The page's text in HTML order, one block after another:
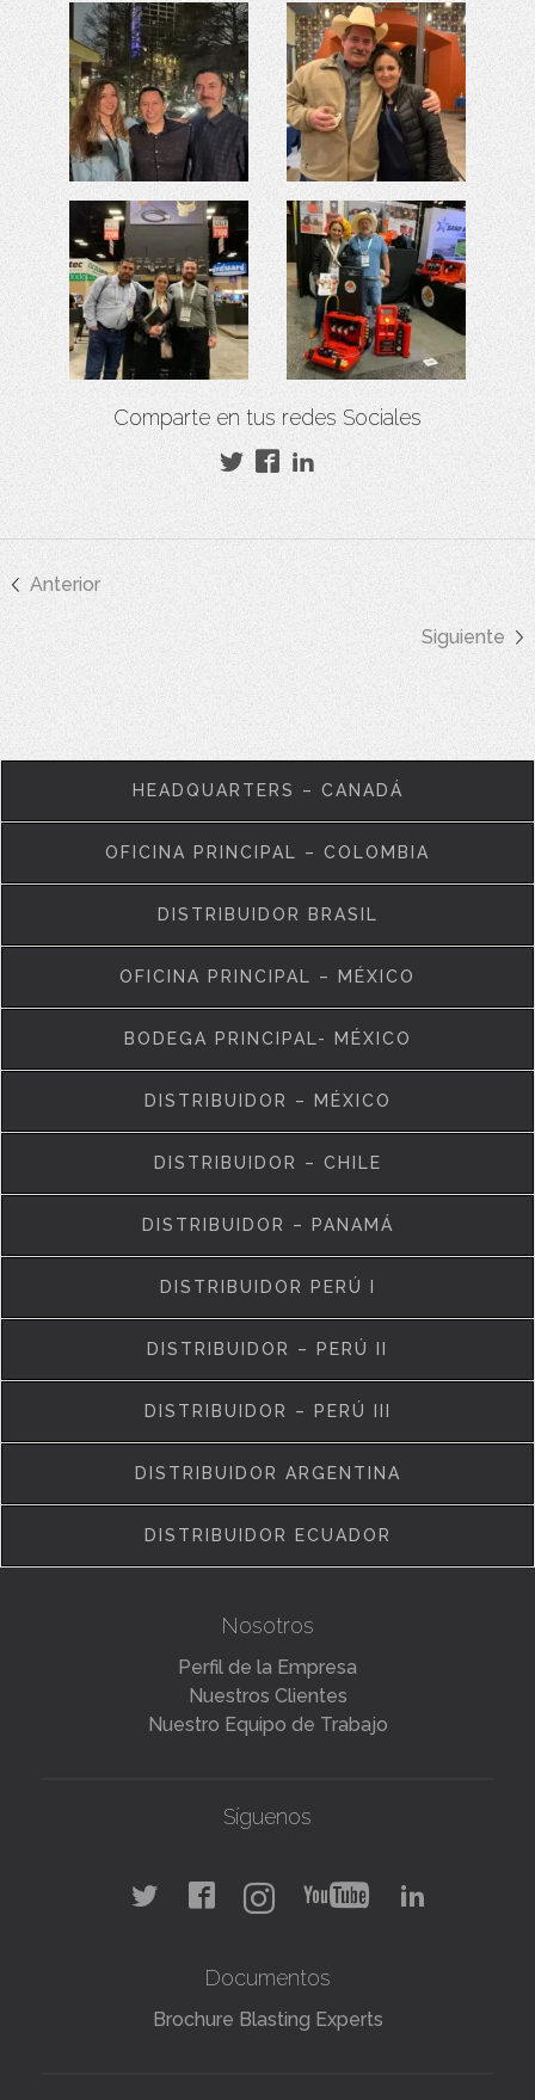
Comparte en tus redes Sociales
Anterior
Siguiente
HEADQUARTERS – CANADÁ
OFICINA PRINCIPAL – COLOMBIA
DISTRIBUIDOR BRASIL
OFICINA PRINCIPAL – MÉXICO
BODEGA PRINCIPAL- MÉXICO
DISTRIBUIDOR – MÉXICO
DISTRIBUIDOR – CHILE
DISTRIBUIDOR – PANAMÁ
DISTRIBUIDOR PERÚ I
DISTRIBUIDOR – PERÚ II
DISTRIBUIDOR – PERÚ III
DISTRIBUIDOR ARGENTINA
DISTRIBUIDOR ECUADOR
Nosotros
Perfil de la Empresa
Nuestros Clientes
Nuestro Equipo de Trabajo
Síguenos
Documentos
Brochure Blasting Experts